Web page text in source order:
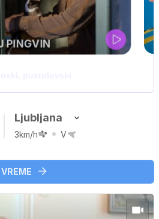
Ljubljana
3km/h V
VREME